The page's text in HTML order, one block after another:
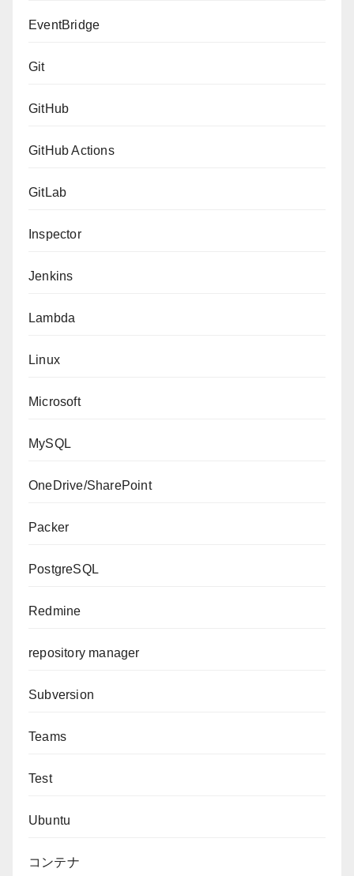
EventBridge
Git
GitHub
GitHub Actions
GitLab
Inspector
Jenkins
Lambda
Linux
Microsoft
MySQL
OneDrive/SharePoint
Packer
PostgreSQL
Redmine
repository manager
Subversion
Teams
Test
Ubuntu
コンテナ